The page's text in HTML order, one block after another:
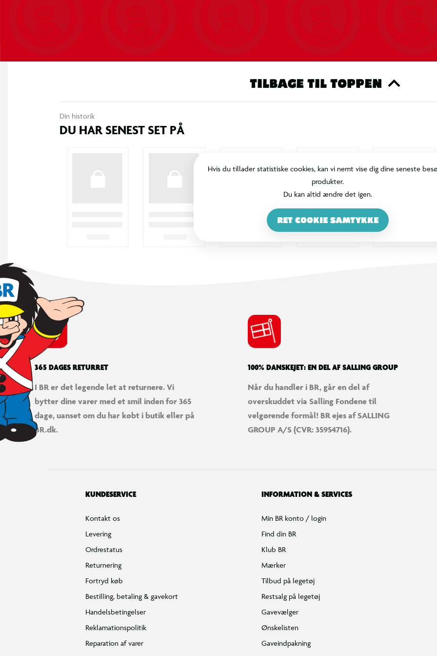
TILBAGE TIL TOPPEN
Din historik
DU HAR SENEST SET PÅ
Hvis du tillader statistiske cookies, kan vi nemt vise dig dine seneste
produkter.
Du kan altid ændre det igen.
RET COOKIE SAMTYKKE
365 DAGES RETURRET
I BR er det legende let at returnere. Vi
bytter dine varer med et smil inden for 365
dage, uanset om du har købt i butik eller på
BR.dk.
100% DANSKEJET: EN DEL AF SALLING GROUP
Når du handler i BR, går en del af
overskuddet via Salling Fondene til
velgørende formål! BR ejes af SALLING
GROUP A/S (CVR: 35954716).
KUNDESERVICE
Kontakt os
Levering
Ordrestatus
Returnering
Fortryd køb
Bestilling, betaling & gavekort
Handelsbetingelser
Reklamationspolitik
Reparation af varer
INFORMATION & SERVICES
Min BR konto / login
Find din BR
Klub BR
Mærker
Tilbud på legetøj
Restsalg på legetøj
Gavevælger
Ønskelisten
Gaveindpakning